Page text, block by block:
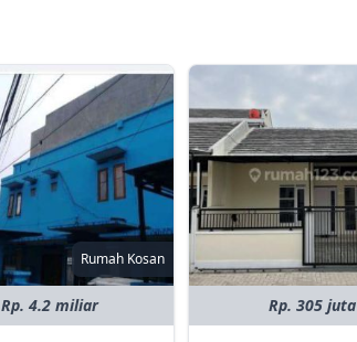
Rumah Kosan
Rp. 4.2 miliar Rp. 305 juta